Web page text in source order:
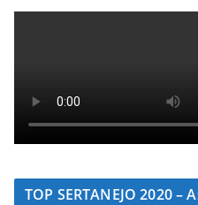
TOP SERTANEJO 2020 –